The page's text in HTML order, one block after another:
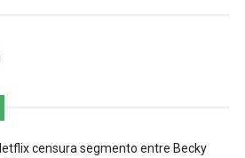
censura segmento entre Becky